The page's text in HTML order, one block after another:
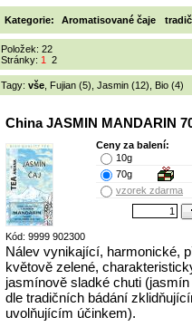
Kategorie: Aromatisované čaje
Položek: 22
Stránky: 1 2
Tagy: vše Fujian (5) Jasmin (12) Bio (4)
China JASMIN MANDARIN
Kód: 9999 902300
Ceny za balení:
10g
70g
vzorek zdarma
Nálev vynikající, harmonické,
květově zelené,
jasmínově sladké chuti
dle tradičních bádání
uvolňujícím účinkem).